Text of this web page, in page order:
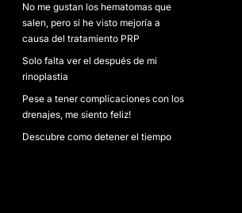
No me gustan los hematomas que
salen, pero sí he visto mejoría a
causa del tratamiento PRP
Solo falta ver el después de mi
rinoplastia
Pese a tener complicaciones con los
drenajes, me siento feliz!
Descubre como detener el tiempo